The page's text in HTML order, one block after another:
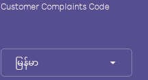
Customer Complaints Code
မြန်မာ